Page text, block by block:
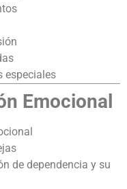
especiales
Emocional
de dependencia y su